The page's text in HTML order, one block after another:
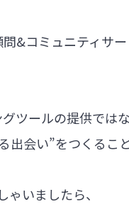
&コミュニティサ
ツールの提供では
出会い”をつくるこ
いましたら、